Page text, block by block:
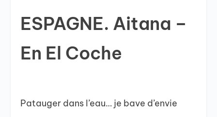
ESPAGNE. Aitana –
En El Coche
Patauger dans l’eau… je bave d’envie